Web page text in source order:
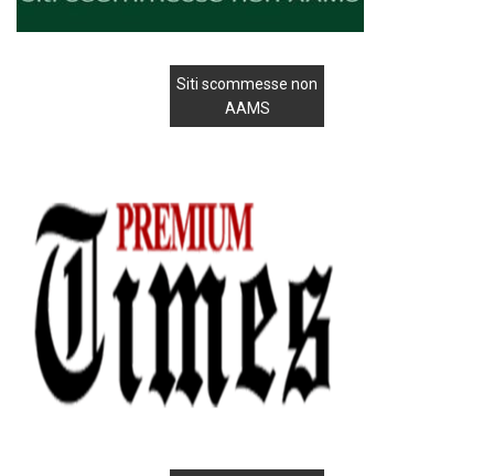
Siti scommesse non
AAMS